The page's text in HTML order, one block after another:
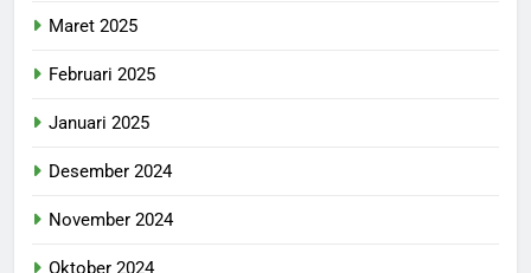
Maret 2025
Februari 2025
Januari 2025
Desember 2024
November 2024
Oktober 2024